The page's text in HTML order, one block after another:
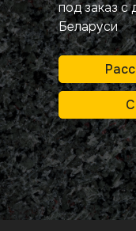
под заказ с
Беларуси